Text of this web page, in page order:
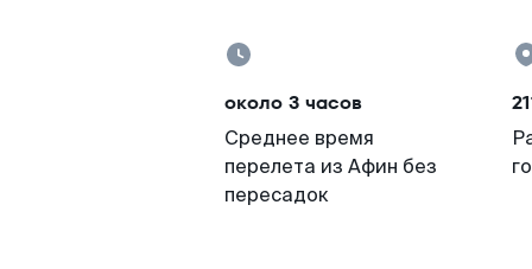
около 3 часов
Среднее время
перелета из Афин без
пересадок